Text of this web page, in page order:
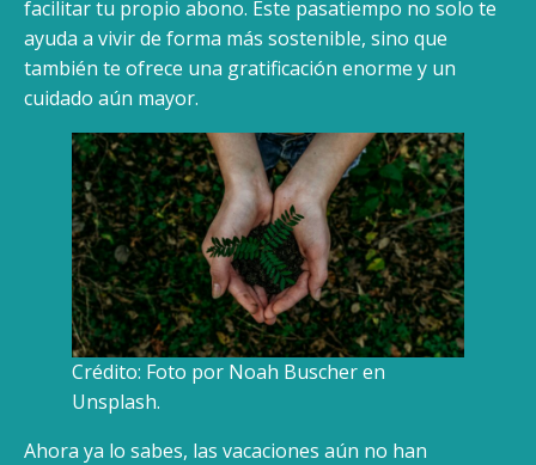
facilitar tu propio abono. Este pasatiempo no solo te
ayuda a vivir de forma más sostenible, sino que
también te ofrece una gratificación enorme y un
cuidado aún mayor.
Crédito: Foto por Noah Buscher en
Unsplash.
Ahora ya lo sabes, las vacaciones aún no han